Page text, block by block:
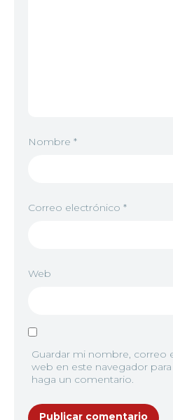
Nombre *
Correo electrónico *
Web
Guardar mi nombre, correo
web en este navegador
haga un comentario.